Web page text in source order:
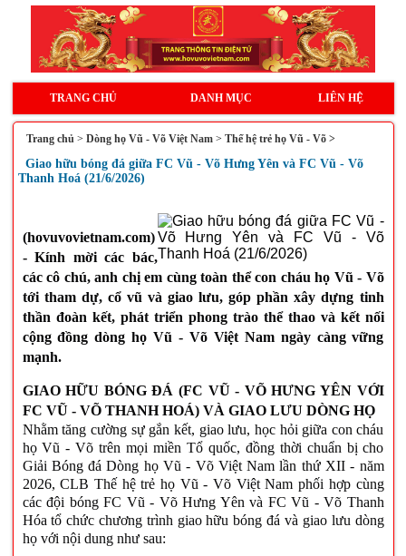
TRANG CHỦ DANH MỤC LIÊN HỆ
Trang chủ > Dòng họ Vũ - Võ Việt Nam> Thế hệ trẻ họ Vũ - Võ >
Giao hữu bóng đá giữa FC Vũ - Võ Hưng Yên và FC Vũ - Võ
Thanh Hoá (21/6/2026)
(hovuvovietnam.com)
- Kính mời các bác,
các cô chú, anh chị em cùng toàn thể con cháu họ Vũ - Võ
tới tham dự, cổ vũ và giao lưu, góp phần xây dựng tinh
thần đoàn kết, phát triển phong trào thể thao và kết nối
cộng đồng dòng họ Vũ - Võ Việt Nam ngày càng vững
mạnh.
GIAO HỮU BÓNG ĐÁ (FC VŨ - VÕ HƯNG YÊN VỚI
FC VŨ - VÕ THANH HOÁ) VÀ GIAO LƯU DÒNG HỌ
Nhằm tăng cường sự gắn kết, giao lưu, học hỏi giữa con cháu
họ Vũ - Võ trên mọi miền Tổ quốc, đồng thời chuẩn bị cho
Giải Bóng đá Dòng họ Vũ - Võ Việt Nam lần thứ XII - năm
2026, CLB Thế hệ trẻ họ Vũ - Võ Việt Nam phối hợp cùng
các đội bóng FC Vũ - Võ Hưng Yên và FC Vũ - Võ Thanh
Hóa tổ chức chương trình giao hữu bóng đá và giao lưu dòng
họ với nội dung như sau: